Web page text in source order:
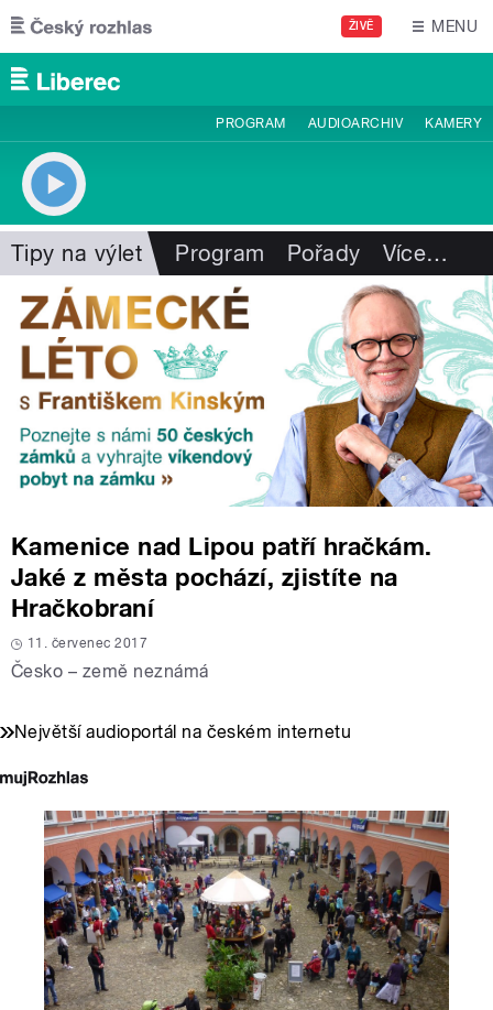
Přejít k hlavnímu obsahu
ŽIVĚ MENU
PROGRAM AUDIOARCHIV KAMERY
Tipy na výlet Program Pořady Více…
Kamenice nad Lipou patří hračkám.
Jaké z města pochází, zjistíte na
Hračkobraní
11. červenec 2017
Česko – země neznámá
Největší audioportál na českém internetu